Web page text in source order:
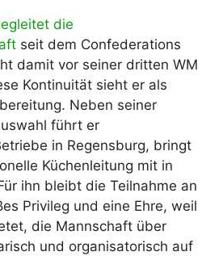
die
seit dem Confederations
damit vor seiner dritten WM
Kontinuität sieht er als
Neben seiner
führt er
in Regensburg, bringt
Küchenleitung mit in
ihn bleibt die Teilnahme an
Privileg und eine Ehre, weil
die Mannschaft über
und organisatorisch auf